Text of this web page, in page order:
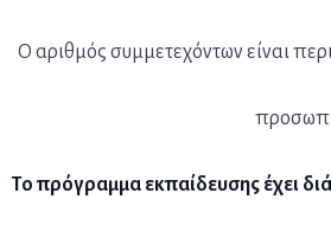
Ο αριθμός συμμετεχόντων είναι
Το πρόγραμμα εκπαίδευσης έχει